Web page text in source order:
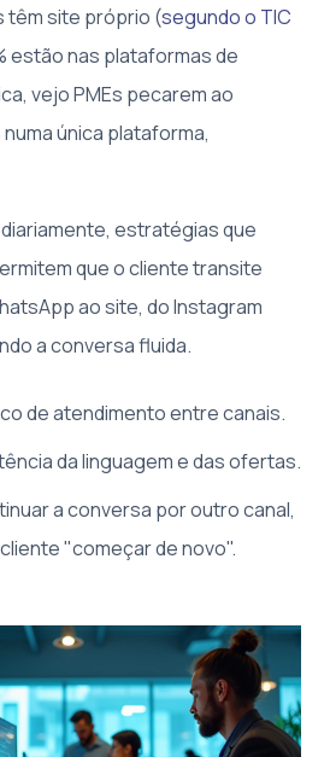
têm site próprio (segundo o TIC
estão nas plataformas de
vejo PMEs pecarem ao
única plataforma,
estratégias que
que o cliente transite
ao site, do Instagram
a conversa fluida.
de atendimento entre canais.
da linguagem e das ofertas.
a conversa por outro canal,
"começar de novo".